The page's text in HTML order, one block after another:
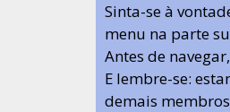
Sinta-se à
menu na parte
Antes de
E lembre-se:
demais